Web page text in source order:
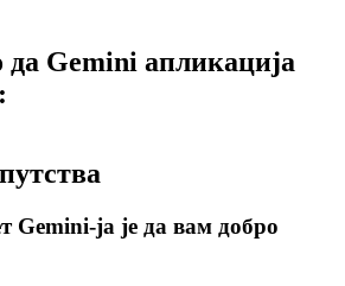
Gemini апликација
Gemini-ја је да вам добро